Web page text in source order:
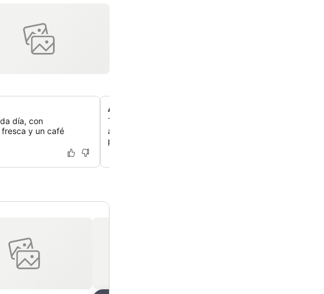
día, con
y un café
A pocos pasos de una playa tranquila
Tienes acceso directo a una parte menos concurrida
a solo uno o dos minutos andando, perfecta para
para escuchar el océano.